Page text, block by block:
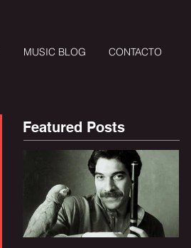
MUSIC BLOG CONTACTO
Featured Posts